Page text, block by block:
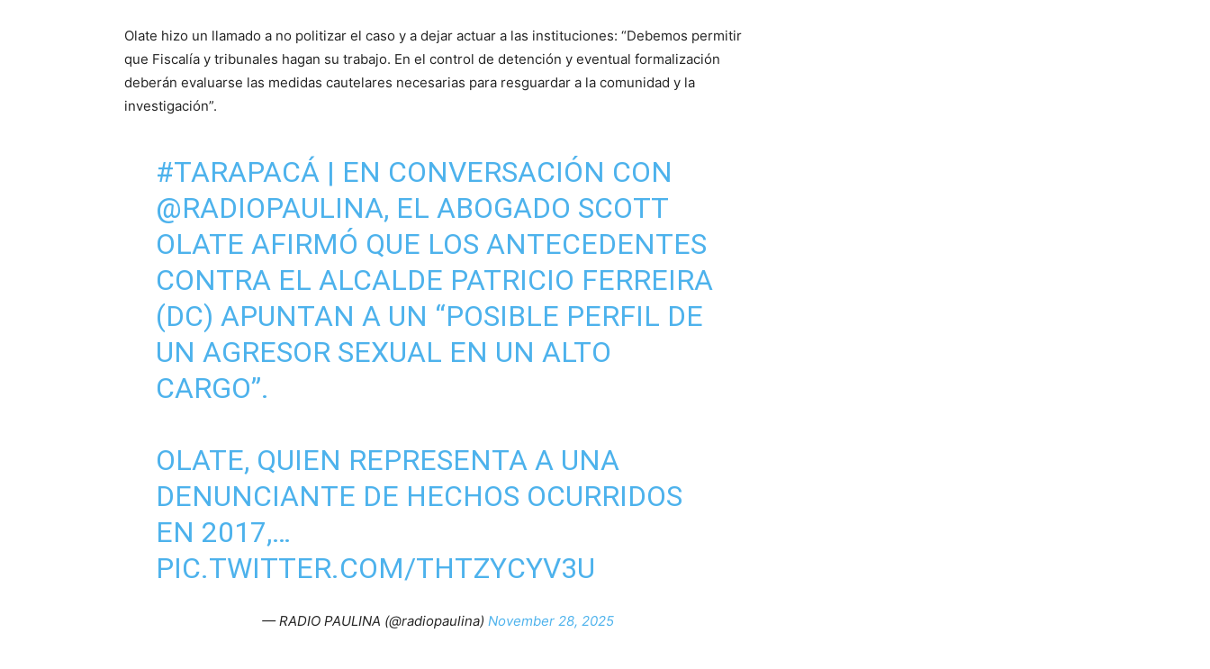
Olate hizo un llamado a no politizar el caso y a dejar actuar a las instituciones: “Debemos permitir
que Fiscalía y tribunales hagan su trabajo. En el control de detención y eventual formalización
deberán evaluarse las medidas cautelares necesarias para resguardar a la comunidad y la
investigación”.
#TARAPACÁ| EN CONVERSACIÓN CON
@RADIOPAULINA, EL ABOGADO SCOTT
OLATE AFIRMÓ QUE LOS ANTECEDENTES
CONTRA EL ALCALDE PATRICIO FERREIRA
(DC) APUNTAN A UN “POSIBLE PERFIL DE
UN AGRESOR SEXUAL EN UN ALTO
CARGO”.
OLATE, QUIEN REPRESENTA A UNA
DENUNCIANTE DE HECHOS OCURRIDOS
EN 2017,…
PIC.TWITTER.COM/THTZYCYV3U
— RADIO PAULINA (@radiopaulina) November 28, 2025